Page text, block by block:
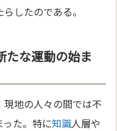
したのである。
な運動の始ま
地の人々の間では不
た。特に知識人層や